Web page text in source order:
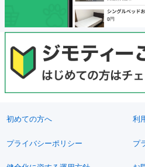
初めての方へ 利
プライバシーポリシー プ